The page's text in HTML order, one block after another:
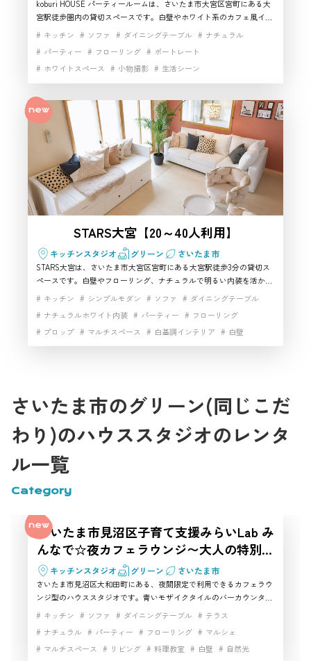
点も使いやすいところです。
お客様
利用するときに気をつけることはあ
りますか？
スタッフ
マンション内の個室スペースのた
め、大声や大音量には注意が必要で
す。にぎやかな音出しを前提にした
撮影スタジオというより、さいたま
録、落ち着いたパーティー利用に向
いたハウススタジオと考えるとよい
です。駅近で個室、少人数向けのさ
いたま市ハウススタジオを探す方に
は、候補に入れやすいおすすめスペ
ースです。
koburi HOUSE パーティールームは、さいたま市大宮区宮町にある大
宮駅徒歩圏内の貸切スペースです。白壁やホワイト系のカフェ風イン
テリアを活かし、女子会や誕生日会だけでなく、YouTube撮影、ライ
テレビ、キッチン設備もあり、さいたま市で少人数向けの撮影スタジ
オを探している方にもおすすめです。
キッチン ソファ ダイニングテーブル
ナチュラル
パーティー
フローリング
ポートレート
ホワイトスペース
小物撮影
生活シーン
白基調インテリア
白壁 自然光 開放感
雑貨豊富
駅近
高速インターネット
STARS大宮【20～40人利用】
キッチンスタジオ グリーン さいたま市
STARS大宮は、さいたま市大宮区宮町にある大宮駅徒歩3分の貸切ス
ペースです。白壁やフローリング、ナチュラルで明るい内装を活か
し、人物撮影・商品撮影・SNS向け撮影などに使いやすいハウススタ
撮影スタジオとしてだけでなく、パーティーや推し会にも対応。さい
たま市で大人数利用できるおすすめスペースです。
キッチン シンプルモダン ソファ
ダイニングテーブル
ナチュラルホワイト内装
パーティー
フローリング
プロップ
マルチスペース 白基調インテリア
白壁
自然光
開放感 雑貨豊富 高速インターネット
さいたま市のグリーン(同じこだ
わり)のハウススタジオのレンタ
ル一覧
Category
さいたま市見沼区子育て支援みらいLab み
んなで☆夜カフェラウンジ〜大人の特別タ
イム♪〜
キッチンスタジオ グリーン さいたま市
さいたま市見沼区大和田町にある、夜間限定で利用できるカフェラウ
ンジ型のハウススタジオです。青いモザイクタイルのバーカウンター
やキッチン、ソファ、テラス・バルコニー、人工芝スペースを備え、
い空間です。さいたま市で飲食や調理を含めた撮影スタジオを探して
いる方におすすめです。
キッチン ソファ ダイニングテーブル
テラス
ナチュラル
パーティー フローリング
マルシェ
マルチスペース
リビング 料理教室 白壁
自然光